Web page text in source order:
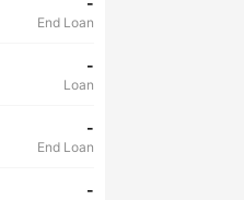
End Loan
-
Loan
-
End Loan
-